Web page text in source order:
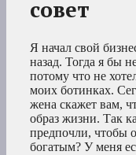
совет
Я начал свой
назад. Тогда я бы
потому что не
моих ботинках.
жена скажет вам,
образ жизни. Так
предпочли, чтобы
богатым? У меня